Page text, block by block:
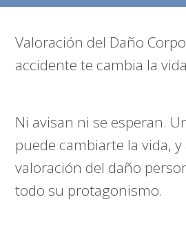
Valoración del Daño
accidente te cambia la vida
Ni avisan ni se esperan.
puede cambiarte la vida,
valoración del daño
todo su protagonismo.